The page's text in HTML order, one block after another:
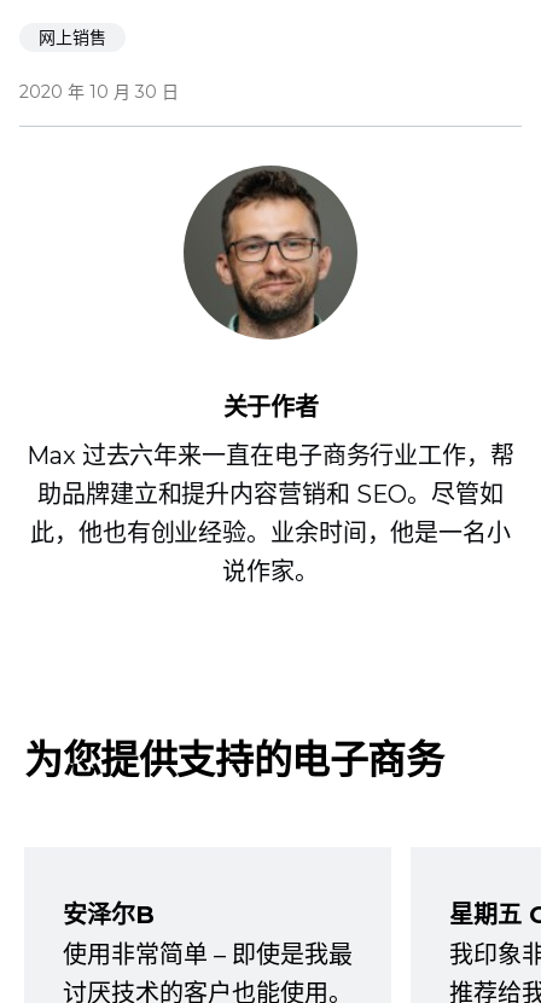
网上销售
2020 年 10 月 30 日
关于作者
Max 过去六年来一直在电子商务行业工作，帮
助品牌建立和提升内容营销和 SEO。尽管如
此，他也有创业经验。业余时间，他是一名小
说作家。
为您提供支持的电子商务
安泽尔B
使用非常简单 – 即使是我最
讨厌技术的客户也能使用。
星期五
我印象
推荐给